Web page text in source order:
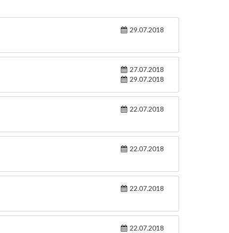
29.07.2018
27.07.2018
29.07.2018
22.07.2018
22.07.2018
22.07.2018
22.07.2018